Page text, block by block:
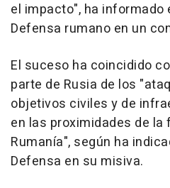
el impacto", ha informado
Defensa rumano en un
El suceso ha coincidido
parte de Rusia de los
objetivos civiles y de
en las proximidades de
Rumanía", según ha
Defensa en su misiva.